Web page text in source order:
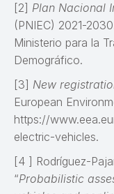
[2] Plan Nacional
(PNIEC) 2021-
Ministerio para la
Demográfico.
[3] New
European
https://
electric-vehicles.
[4 ] Rodríguez-
“Probabilistic